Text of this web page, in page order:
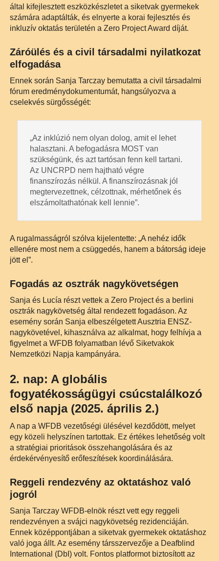
által kifejlesztett eszközkészletet a siketvak gyermekek
számára adaptálták, és elnyerte a korai fejlesztés és
inkluzív oktatás területén a Zero Project Award díját.
Záróülés és a civil társadalmi nyilatkozat
elfogadása
Ennek során Sanja Tarczay bemutatta a civil társadalmi
fórum eredménydokumentumát, hangsúlyozva a
cselekvés sürgősségét:
„Az inklúzió nem olyan dolog, amit el lehet
halasztani. A befogadásra MOST van
szükségünk, és azt tartósan fenn kell tartani.
Az UNCRPD nem hajtható végre
finanszírozás nélkül. A finanszírozásnak jól
megtervezettnek, célzottnak, mérhetőnek és
elszámoltathatónak kell lennie”.
A rugalmasságról szólva kijelentette: „A nehéz idők
ellenére most nem a csüggedés, hanem a bátorság ideje
jött el”.
Fogadás az osztrák nagykövetségen
Sanja és Lucía részt vettek a Zero Project és a berlini
osztrák nagykövetség által rendezett fogadáson. Az
esemény során Sanja elbeszélgetett Ausztria ENSZ-
nagykövetével, kihasználva az alkalmat, hogy felhívja a
figyelmet a WFDB folyamatban lévő Siketvakok
Nemzetközi Napja kampányára.
2. nap: A globális
fogyatékosságügyi csúcstalálkozó
első napja (2025. április 2.)
A nap a WFDB vezetőségi ülésével kezdődött, melyet
egy közeli helyszínen tartottak. Ez értékes lehetőség volt
a stratégiai prioritások összehangolására és az
érdekérvényesítő erőfeszítések koordinálására.
Reggeli rendezvény az oktatáshoz való
jogról
Sanja Tarczay WFDB-elnök részt vett egy reggeli
rendezvényen a svájci nagykövetség rezidenciáján.
Ennek középpontjában a siketvak gyermekek oktatáshoz
való joga állt. Az esemény társszervezője a Deafblind
International (DbI) volt. Fontos platformot biztosított az